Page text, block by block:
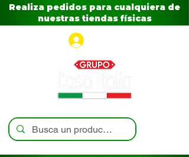
Realiza pedidos para cualquiera de
nuestras tiendas físicas